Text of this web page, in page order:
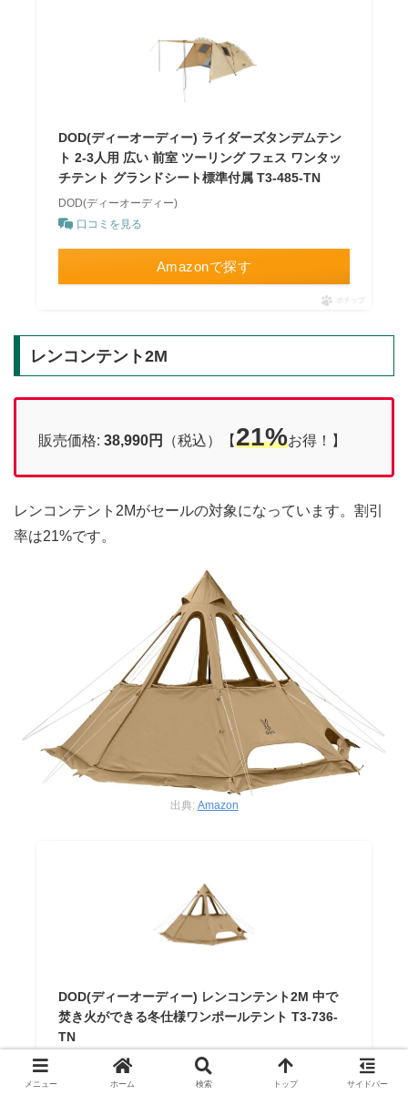
DOD(ディーオーディー) ライダーズタンデムテン
ト 2-3人用 広い 前室 ツーリング フェス ワンタッ
チテント グランドシート標準付属 T3-485-TN
DOD(ディーオーディー)
口コミを見る
Amazonで探す
ポチップ
レンコンテント2M
販売価格: 38,990円 （税込）【21%お得！】
レンコンテント2Mがセールの対象になっています。割引
率は21%です。
出典: Amazon
DOD(ディーオーディー) レンコンテント2M 中で
焚き火ができる冬仕様ワンポールテント T3-736-
TN
DOD(ディーオーディー)
口コミを見る
メニュー ホーム 検索 トップ サイドバー